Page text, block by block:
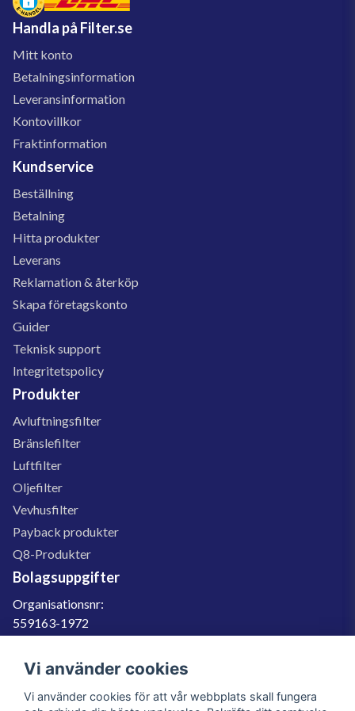
Handla på Filter.se
Mitt konto
Betalningsinformation
Leveransinformation
Kontovillkor
Fraktinformation
Kundservice
Beställning
Betalning
Hitta produkter
Leverans
Reklamation & återköp
Skapa företagskonto
Guider
Teknisk support
Integritetspolicy
Produkter
Avluftningsfilter
Bränslefilter
Luftfilter
Oljefilter
Vevhusfilter
Payback produkter
Q8-Produkter
Bolagsuppgifter
Organisationsnr:
559163-1972
SE559163197201
Vi använder cookies
Vi använder cookies för att vår webbplats skall fungera